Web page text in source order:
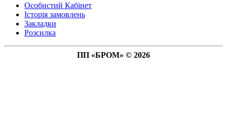
Особистий Кабінет
Історія замовлень
Закладки
Розсилка
ПП «БРОМ» © 2026